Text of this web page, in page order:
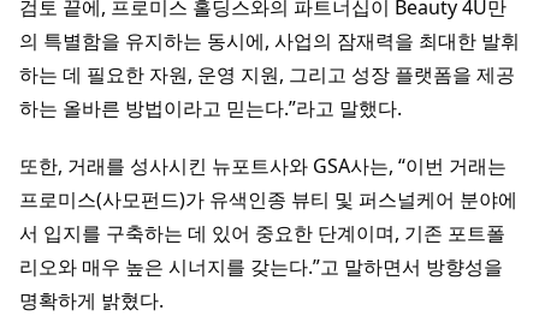
검토 끝에, 프로미스 홀딩스와의 파트너십이 Beauty 4U만
의 특별함을 유지하는 동시에, 사업의 잠재력을 최대한 발휘
하는 데 필요한 자원, 운영 지원, 그리고 성장 플랫폼을 제공
하는 올바른 방법이라고 믿는다.”라고 말했다.
또한, 거래를 성사시킨 뉴포트사와 GSA사는, “이번 거래는
프로미스(사모펀드)가 유색인종 뷰티 및 퍼스널케어 분야에
서 입지를 구축하는 데 있어 중요한 단계이며, 기존 포트폴
리오와 매우 높은 시너지를 갖는다.”고 말하면서 방향성을
명확하게 밝혔다.